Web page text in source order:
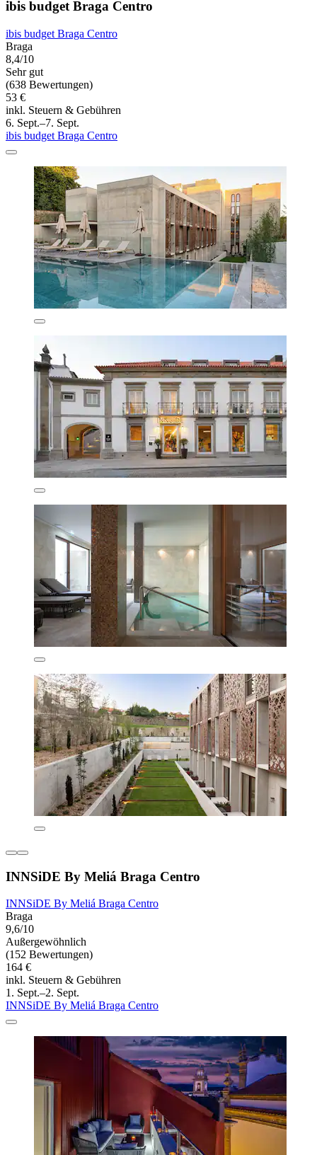
ibis budget Braga Centro
ibis budget Braga Centro
Braga
8,4/10
Sehr gut
(638 Bewertungen)
53 €
inkl. Steuern & Gebühren
6. Sept.–7. Sept.
ibis budget Braga Centro
INNSiDE By Meliá Braga Centro
INNSiDE By Meliá Braga Centro
Braga
9,6/10
Außergewöhnlich
(152 Bewertungen)
164 €
inkl. Steuern & Gebühren
1. Sept.–2. Sept.
INNSiDE By Meliá Braga Centro